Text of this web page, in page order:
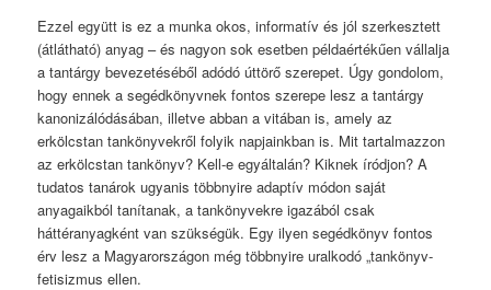
Ezzel együtt is ez a munka okos, informatív és jól szerkesztett
(átlátható) anyag – és nagyon sok esetben példaértékűen vállalja
a tantárgy bevezetéséből adódó úttörő szerepet. Úgy gondolom,
hogy ennek a segédkönyvnek fontos szerepe lesz a tantárgy
kanonizálódásában, illetve abban a vitában is, amely az
erkölcstan tankönyvekről folyik napjainkban is. Mit tartalmazzon
az erkölcstan tankönyv? Kell-e egyáltalán? Kiknek íródjon? A
tudatos tanárok ugyanis többnyire adaptív módon saját
anyagaikból tanítanak, a tankönyvekre igazából csak
háttéranyagként van szükségük. Egy ilyen segédkönyv fontos
érv lesz a Magyarországon még többnyire uralkodó „tankönyv-
fetisizmus ellen.